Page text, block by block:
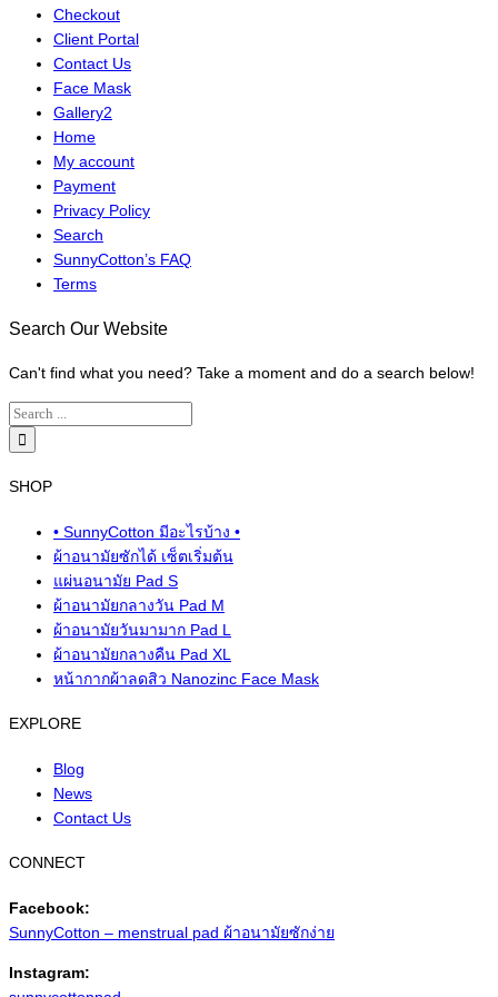
Checkout
Client Portal
Contact Us
Face Mask
Gallery2
Home
My account
Payment
Privacy Policy
Search
SunnyCotton’s FAQ
Terms
Search Our Website
Can't find what you need? Take a moment and do a search below!
SHOP
• SunnyCotton มีอะไรบ้าง •
ผ้าอนามัยซักได้ เซ็ตเริ่มต้น
แผ่นอนามัย Pad S
ผ้าอนามัยกลางวัน Pad M
ผ้าอนามัยวันมามาก Pad L
ผ้าอนามัยกลางคืน Pad XL
หน้ากากผ้าลดสิว Nanozinc Face Mask
EXPLORE
Blog
News
Contact Us
CONNECT
Facebook:
SunnyCotton – menstrual pad ผ้าอนามัยซักง่าย
Instagram: